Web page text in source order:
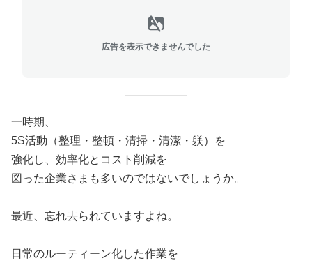
広告を表示できませんでした
一時期、
5S活動（整理・整頓・清掃・清潔・躾）を
強化し、効率化とコスト削減を
図った企業さまも多いのではないでしょうか。
最近、忘れ去られていますよね。
日常のルーティーン化した作業を